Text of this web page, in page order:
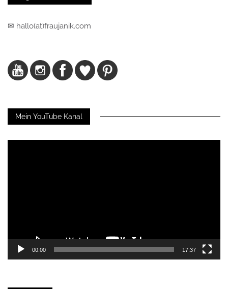
✉ hallo(at)fraujanik.com
Mein YouTube Kanal
00:00 17:37